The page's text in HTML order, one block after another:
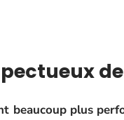
beaucoup plus